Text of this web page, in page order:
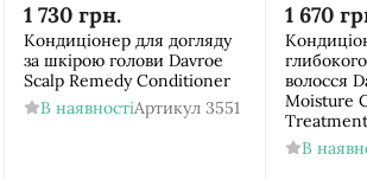
1 730 грн.
Кондиціонер для догляду
за шкірою голови Davroe
Scalp Remedy Conditioner
В наявностіАртикул 3551
1 670
волосся
Moisture
Treatment
В